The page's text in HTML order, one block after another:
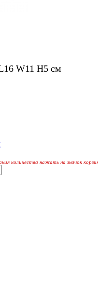
W11 H5 см
количества нажать на значок